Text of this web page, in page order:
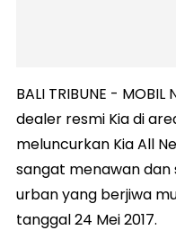
BALI TRIBUNE -
dealer resmi Kia di
meluncurkan Kia All
sangat menawan
urban yang berjiwa
tanggal 24 Mei 2017.